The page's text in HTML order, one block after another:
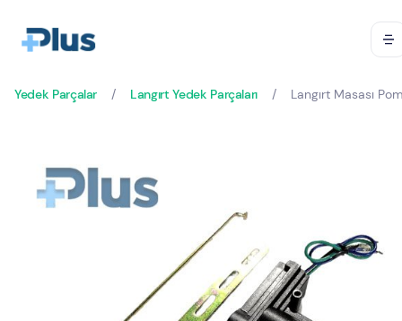
Yedek Parçalar / Langırt Yedek Parçaları / Langırt Masası